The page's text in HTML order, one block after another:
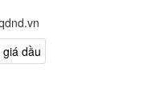
giá dầu